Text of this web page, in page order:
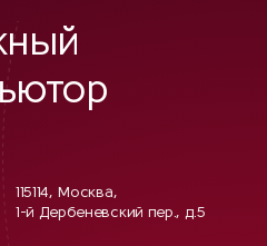
115114, Москва,
1-й Дербеневский пер., д.5